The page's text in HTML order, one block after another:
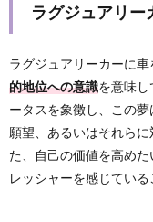
ラグジュアリー
ラグジュアリーカーに車
的地位への意識を意味
ータスを象徴し、この
願望、あるいはそれら
た、自己の価値を高め
レッシャーを感じている